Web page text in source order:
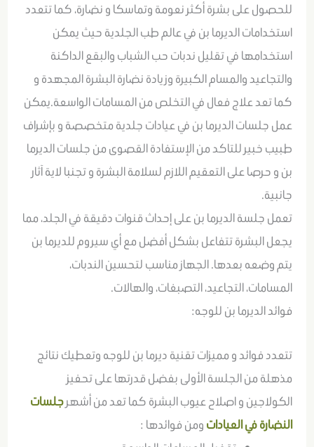
للحصول على بشرة أكثر نعومة وتماسكا و نضارة، كما تتعدد
استخدامات الديرما بن في عالم طب الجلدية حيث يمكن
استخدامها في تقليل ندبات حب الشباب والبقع الداكنة
والتجاعيد والمسام الكبيرة وزيادة نضارة البشرة المجهدة و
كما تعد علاج فعال في التخلص من المسامات الواسعة.يمكن
عمل جلسات الديرما بن في عيادات جلدية متخصصة و بإشراف
طبيب خبير للتاكد من الإستفادة القصوى من جلسات الديرما
بن و حرصا على التعقيم اللازم لسلامة البشرة و تجنبا لاية آثار
جانبية.
تعمل جلسة الديرما بن على إحداث قنوات دقيقة في الجلد، مما
يجعل البشرة تتفاعل بشكل أفضل مع أي سيروم للديرما بن
يتم وضعه بعدها. الجهاز مناسب لتحسين الندبات،
المسامات، التجاعيد، التصبغات، والهالات.
فوائد الديرما بن للوجه:
تتعدد فوائد و مميزات تقنية ديرما بن للوجه وتعطيك نتائج
مذهلة من الجلسة الأولى بفضل قدرتها على تحفيز
الكولاجين و اصلاح عيوب البشرة كما تعد من أشهرجلسات
النضارة في العيادات ومن فوائدها :